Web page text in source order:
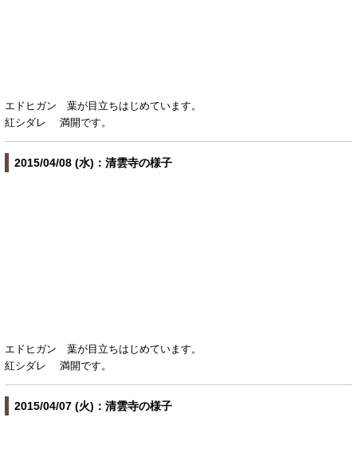
エドヒガン 葉が目立ちはじめています。
紅シダレ 満開です。
2015/04/08 (水)：清雲寺の様子
エドヒガン 葉が目立ちはじめています。
紅シダレ 満開です。
2015/04/07 (火)：清雲寺の様子